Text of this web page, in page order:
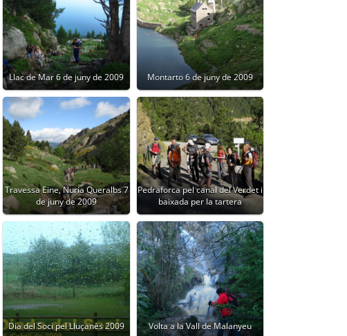
Llac de Mar 6 de juny de 2009 Montarto 6 de juny de 2009
Travessa Eine, Nuria Queralbs 7
de juny de 2009
Pedraforca pel canal del Verdet i
baixada per la tartera
Dia del Soci pel Lluçanès 2009 Volta a la Vall de Malanyeu